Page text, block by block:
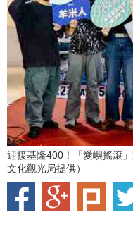
迎接基隆400！「愛嶼搖滾
文化觀光局提供）